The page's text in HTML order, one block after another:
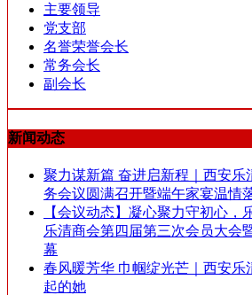
主要领导
党支部
名誉荣誉会长
常务会长
副会长
新闻动态
聚力谋新篇 奋进启新程｜西安乐
务会议圆满召开暨端午家宴温情
【会议动态】凝心聚力守初心，
乐清商会第四届第三次会员大会
幕
春风暖芳华 巾帼绽光芒｜西安乐
起的她